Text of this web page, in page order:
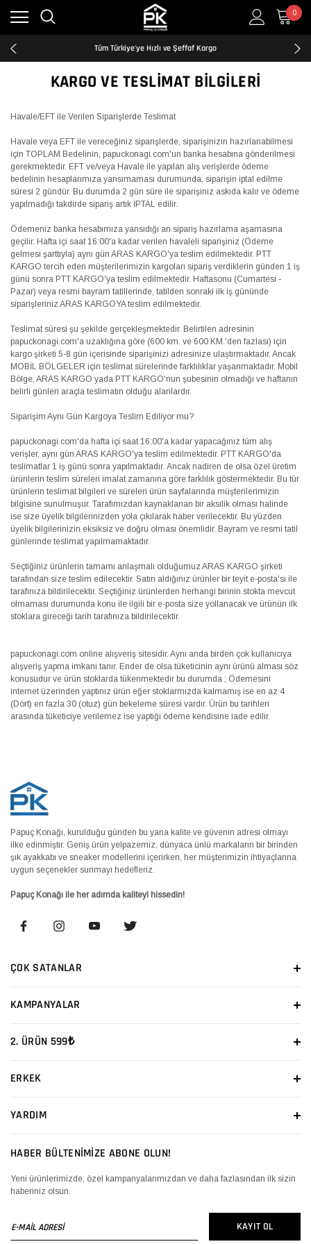
0
Kredi Kartına Taksit İmkanı
2500₺ ve Üzeri Ücretsiz Kargo
Tüm Türkiye'ye Hızlı ve Şeffaf Kargo
Kredi Kartına Taksit İmkanı
2500₺ ve Üzeri Ücretsiz Kargo
Tüm Türkiye'ye Hızlı ve Şeffaf Kargo
KARGO VE TESLIMAT BILGILERI
Havale/EFT ile Verilen Siparişlerde Teslimat
Havale veya EFT ile vereceğiniz siparişlerde, siparişinizin hazırlanabilmesi
için TOPLAM Bedelinin, papuckonagi.com'un banka hesabına gönderilmesi
gerekmektedir. EFT ve/veya Havale ile yapılan alış verişlerde ödeme
bedelinin hesaplarımıza yansımaması durumunda, siparişin iptal edilme
süresi 2 gündür. Bu durumda 2 gün süre ile siparişiniz askıda kalır ve ödeme
yapılmadığı takdirde sipariş artık İPTAL edilir.
Ödemeniz banka hesabımıza yansıdığı an sipariş hazırlama aşamasına
geçilir. Hafta içi saat 16:00'a kadar verilen havaleli siparişiniz (Ödeme
gelmesi şarttıyla) aynı gün ARAS KARGO'ya teslim edilmektedir. PTT
KARGO tercih eden müşterilerimizin kargoları sipariş verdiklerin günden 1 iş
günü sonra PTT KARGO'ya teslim edilmektedir. Haftasonu (Cumartesi -
Pazar) veya resmi bayram tatillerinde, tatilden sonraki ilk iş gününde
siparişleriniz ARAS KARGOYA teslim edilmektedir.
Teslimat süresi şu şekilde gerçekleşmektedir. Belirtilen adresinin
papuckonagi.com'a uzaklığına göre (600 km. ve 600 KM.'den fazlası) için
kargo şirketi 5-8 gün içerisinde siparişinizi adresinize ulaştırmaktadır. Ancak
MOBİL BÖLGELER için teslimat sürelerinde farklılıklar yaşanmaktadır. Mobil
Bölge, ARAS KARGO yada PTT KARGO'nun şubesinin olmadığı ve haftanın
belirli günleri araçla teslimatın olduğu alanlardır.
Siparişim Aynı Gün Kargoya Teslim Ediliyor mu?
papuckonagi.com'da hafta içi saat 16:00'a kadar yapacağınız tüm alış
verişler, aynı gün ARAS KARGO'ya teslim edilmektedir. PTT KARGO'da
teslimatlar 1 iş günü sonra yapılmaktadır. Ancak nadiren de olsa özel üretim
ürünlerin teslim süreleri imalat zamanına göre farklılık göstermektedir. Bu tür
ürünlerin teslimat bilgileri ve süreleri ürün sayfalarında müşterilerimizin
bilgisine sunulmuşur. Tarafımızdan kaynaklanan bir aksilik olması halinde
ise size üyelik bilgilerinizden yola çıkılarak haber verilecektir. Bu yüzden
üyelik bilgilerinizin eksiksiz ve doğru olması önemlidir. Bayram ve resmi tatil
günlerinde teslimat yapılmamaktadır.
Seçtiğiniz ürünlerin tamamı anlaşmalı olduğumuz ARAS KARGO şirketi
tarafından size teslim edilecektir. Satın aldığınız ürünler bir teyit e-posta'sı ile
tarafınıza bildirilecektir. Seçtiğiniz ürünlerden herhangi birinin stokta mevcut
olmaması durumunda konu ile ilgili bir e-posta size yollanacak ve ürünün ilk
stoklara gireceği tarih tarafınıza bildirilecektir.
papuckonagi.com online alışveriş sitesidir. Aynı anda birden çok kullanıcıya
alışveriş yapma imkanı tanır. Ender de olsa tüketicinin aynı ürünü alması söz
konusudur ve ürün stoklarda tükenmektedir bu durumda ; Ödemesini
internet üzerinden yaptınız ürün eğer stoklarmızda kalmamış ise en az 4
(Dört) en fazla 30 (otuz) gün bekeleme süresi vardır. Ürün bu tarihleri
arasında tüketiciye verilemez ise yaptığı ödeme kendisine iade edilir.
Papuç Konağı, kurulduğu günden bu yana kalite ve güvenin adresi olmayı
ilke edinmiştir. Geniş ürün yelpazemiz, dünyaca ünlü markaların bir birinden
şık ayakkabı ve sneaker modellerini içerirken, her müşterimizin ihtiyaçlarına
uygun seçenekler sunmayı hedefleriz.
Papuç Konağı ile her adımda kaliteyi hissedin!
ÇOK SATANLAR
KAMPANYALAR
2. ÜRÜN 599₺
ERKEK
YARDIM
HABER BÜLTENİMİZE ABONE OLUN!
Yeni ürünlerimizde, özel kampanyalarımızdan ve daha fazlasından ilk sizin
haberiniz olsun.
MAİL
KAYIT OL